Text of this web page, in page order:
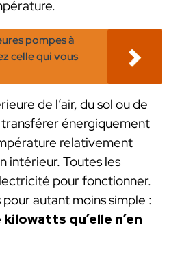
pompes à
celle qui vous
de l’air, du sol ou de
transférer énergiquement
relativement
intérieur. Toutes les
pour fonctionner.
pour autant moins simple :
qu’elle n’en